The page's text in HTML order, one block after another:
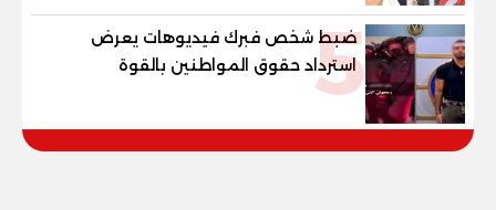
5
ضبط شخص فبرك فيديوهات يعرض
استرداد حقوق المواطنين بالقوة